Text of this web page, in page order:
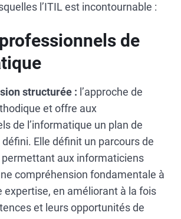
l’ITIL est incontournable :
de
structurée : l’approche de
et offre aux
de l’informatique un plan de
Elle définit un parcours de
permettant aux informaticiens
compréhension fondamentale à
expertise, en améliorant à la fois
et leurs opportunités de